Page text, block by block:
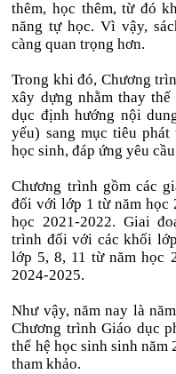
thêm, học thêm, từ đó
năng tự học. Vì vậy,
càng quan trọng hơn.
Trong khi đó, Chương
xây dựng nhằm thay
dục định hướng nội
yếu) sang mục tiêu
học sinh, đáp ứng yêu
Chương trình gồm các
đối với lớp 1 từ năm học
học 2021-2022. Giai
trình đối với các khối
lớp 5, 8, 11 từ năm học
2024-2025.
Như vậy, năm nay là
Chương trình Giáo dục
thế hệ học sinh sinh năm
tham khảo.